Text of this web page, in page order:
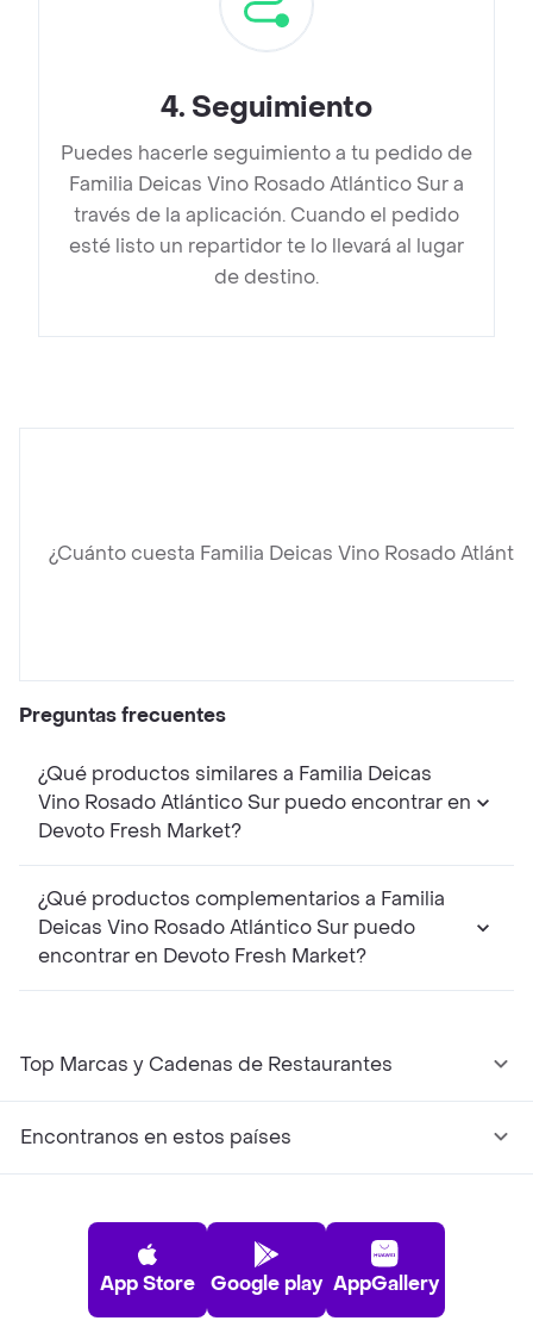
4. Seguimiento
Puedes hacerle seguimiento a tu pedido de
Familia Deicas Vino Rosado Atlántico Sur a
través de la aplicación. Cuando el pedido
esté listo un repartidor te lo llevará al lugar
de destino.
¿Cuánto cuesta Familia Deicas Vino Rosado
Preguntas frecuentes
¿Qué productos similares a Familia Deicas
Vino Rosado Atlántico Sur puedo encontrar en
Devoto Fresh Market?
¿Qué productos complementarios a Familia
Deicas Vino Rosado Atlántico Sur puedo
encontrar en Devoto Fresh Market?
Top Marcas y Cadenas de Restaurantes
Encontranos en estos países
App Store Google play AppGallery